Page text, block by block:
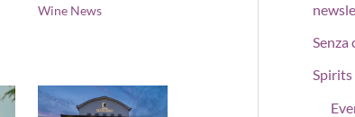
Wine News
Senza
Spirits